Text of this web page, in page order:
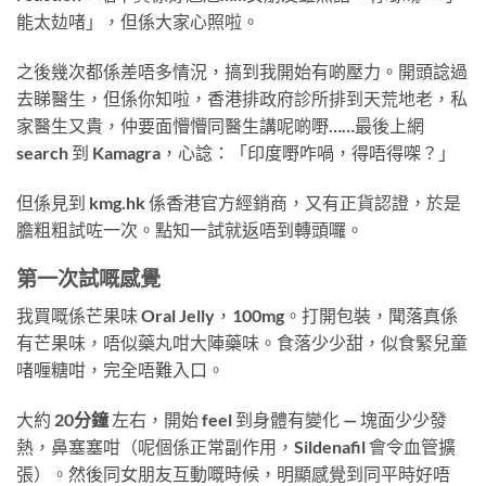
能太攰啫」，但係大家心照啦。
之後幾次都係差唔多情況，搞到我開始有啲壓力。開頭諗過
去睇醫生，但係你知啦，香港排政府診所排到天荒地老，私
家醫生又貴，仲要面懵懵同醫生講呢啲嘢……最後上網
search 到 Kamagra，心諗：「印度嘢咋喎，得唔得㗎？」
但係見到 kmg.hk 係香港官方經銷商，又有正貨認證，於是
膽粗粗試咗一次。點知一試就返唔到轉頭囉。
第一次試嘅感覺
我買嘅係芒果味 Oral Jelly，100mg。打開包裝，聞落真係
有芒果味，唔似藥丸咁大陣藥味。食落少少甜，似食緊兒童
啫喱糖咁，完全唔難入口。
大約 20分鐘左右，開始 feel 到身體有變化 — 塊面少少發
熱，鼻塞塞咁（呢個係正常副作用，Sildenafil 會令血管擴
張）。然後同女朋友互動嘅時候，明顯感覺到同平時好唔